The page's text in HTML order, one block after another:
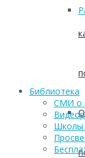
Библиотека
СМИ о
Школы